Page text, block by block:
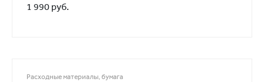
1 990 руб.
Расходные материалы, бумага